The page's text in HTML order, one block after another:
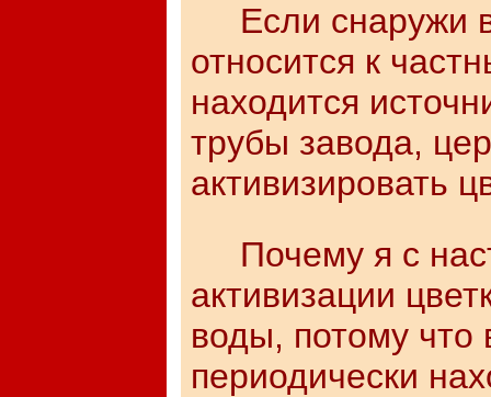
Если снаружи
относится к
находится
трубы завода,
активизировать
Почему я с
активизации
воды, потому что
периодически